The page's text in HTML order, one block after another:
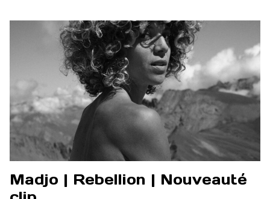
Madjo | Rebellion | Nouveauté